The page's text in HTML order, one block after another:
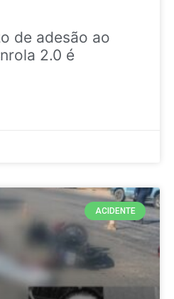
de adesão ao
2.0 é
ACIDENTE